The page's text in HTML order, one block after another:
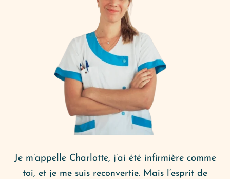
Je m’appelle Charlotte, j’ai été infirmière comme
toi, et je me suis reconvertie. Mais l’esprit de